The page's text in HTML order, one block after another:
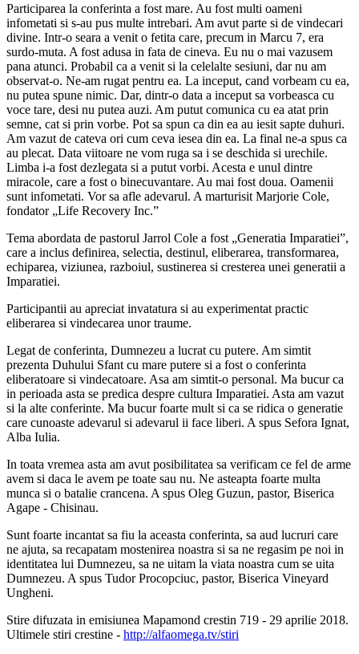
Participarea la conferinta a fost mare. Au fost multi oameni
infometati si s-au pus multe intrebari. Am avut parte si de vindecari
divine. Intr-o seara a venit o fetita care, precum in Marcu 7, era
surdo-muta. A fost adusa in fata de cineva. Eu nu o mai vazusem
pana atunci. Probabil ca a venit si la celelalte sesiuni, dar nu am
observat-o. Ne-am rugat pentru ea. La inceput, cand vorbeam cu ea,
nu putea spune nimic. Dar, dintr-o data a inceput sa vorbeasca cu
voce tare, desi nu putea auzi. Am putut comunica cu ea atat prin
semne, cat si prin vorbe. Pot sa spun ca din ea au iesit sapte duhuri.
Am vazut de cateva ori cum ceva iesea din ea. La final ne-a spus ca
au plecat. Data viitoare ne vom ruga sa i se deschida si urechile.
Limba i-a fost dezlegata si a putut vorbi. Acesta e unul dintre
miracole, care a fost o binecuvantare. Au mai fost doua. Oamenii
sunt infometati. Vor sa afle adevarul. A marturisit Marjorie Cole,
fondator „Life Recovery Inc.”
Tema abordata de pastorul Jarrol Cole a fost „Generatia Imparatiei”,
care a inclus definirea, selectia, destinul, eliberarea, transformarea,
echiparea, viziunea, razboiul, sustinerea si cresterea unei generatii a
Imparatiei.
Participantii au apreciat invatatura si au experimentat practic
eliberarea si vindecarea unor traume.
Legat de conferinta, Dumnezeu a lucrat cu putere. Am simtit
prezenta Duhului Sfant cu mare putere si a fost o conferinta
eliberatoare si vindecatoare. Asa am simtit-o personal. Ma bucur ca
in perioada asta se predica despre cultura Imparatiei. Asta am vazut
si la alte conferinte. Ma bucur foarte mult si ca se ridica o generatie
care cunoaste adevarul si adevarul ii face liberi. A spus Sefora Ignat,
Alba Iulia.
In toata vremea asta am avut posibilitatea sa verificam ce fel de arme
avem si daca le avem pe toate sau nu. Ne asteapta foarte multa
munca si o batalie crancena. A spus Oleg Guzun, pastor, Biserica
Agape - Chisinau.
Sunt foarte incantat sa fiu la aceasta conferinta, sa aud lucruri care
ne ajuta, sa recapatam mostenirea noastra si sa ne regasim pe noi in
identitatea lui Dumnezeu, sa ne uitam la viata noastra cum se uita
Dumnezeu. A spus Tudor Procopciuc, pastor, Biserica Vineyard
Ungheni.
Stire difuzata in emisiunea Mapamond crestin 719 - 29 aprilie 2018.
Ultimele stiri crestine - http://alfaomega.tv/stiri